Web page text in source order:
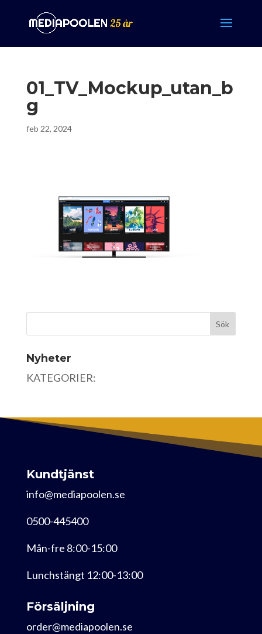
01_TV_Mockup_utan_b
g
feb 22, 2024
Nyheter
KATEGORIER:
Kundtjänst
info@mediapoolen.se
0500-445400
Mån-fre 8:00-15:00
Lunchstängt 12:00-13:00
Försäljning
order@mediapoolen.se